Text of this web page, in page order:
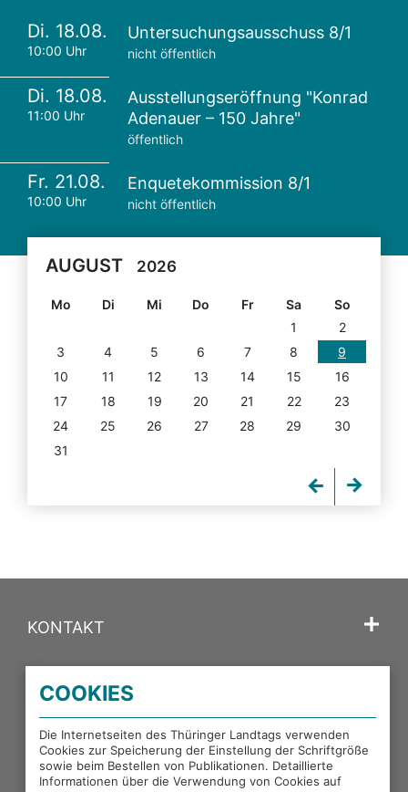
Di. 18.08.
10:00 Uhr
Untersuchungsausschuss 8/1
nicht öffentlich
Di. 18.08.
11:00 Uhr
Ausstellungseröffnung "Konrad
Adenauer – 150 Jahre"
öffentlich
Fr. 21.08.
10:00 Uhr
Enquetekommission 8/1
nicht öffentlich
AUGUST 2026
Mo Di Mi Do Fr Sa
So
1
2
3
4 5 6 7 8
9
10
11 12 13 14 15
16
17
18 19 20 21 22
23
24
25 26 27 28 29
30
31
KONTAKT
PORTALE DES THÜRINGER LANDTAGS
EXTERNE LINKS
COOKIES
Die Internetseiten des Thüringer Landtags verwenden
Cookies zur Speicherung der Einstellung der Schriftgröße
sowie beim Bestellen von Publikationen. Detaillierte
Informationen über die Verwendung von Cookies auf